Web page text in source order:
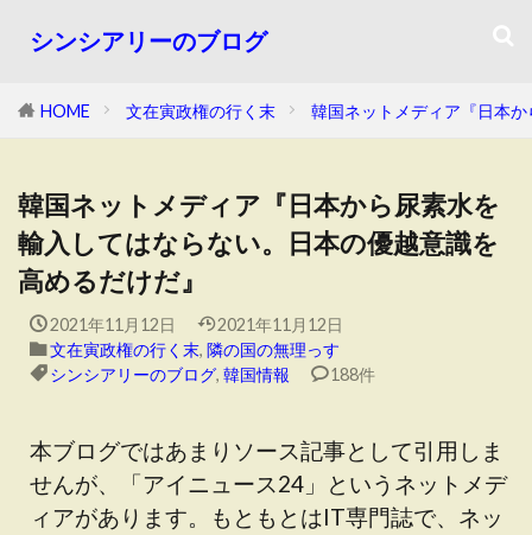
シンシアリーのブログ
HOME 文在寅政権の行く末 韓国ネットメディア『日本
韓国ネットメディア『日本から尿素水を
輸入してはならない。日本の優越意識を
高めるだけだ』
2021年11月12日
2021年11月12日
文在寅政権の行く末, 隣の国の無理っす
シンシアリーのブログ, 韓国情報 188件
本ブログではあまりソース記事として引用しま
せんが、「アイニュース24」というネットメデ
ィアがあります。もともとはIT専門誌で、ネッ